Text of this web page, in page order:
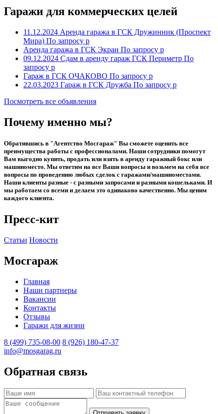
Гаражи для коммерческих целей
11.12.2024 Аренда гаража в ГСК Дружинник (Проспект
Мира) По запросу р
Аренда гаража в ГСК Экран По запросу р
09.12.2024 Сдам в аренду гараж ГСК Периметр По
запросу р
Гараж в ГСК ОЧАКОВО По запросу р
22.03.2023 Гараж в ГСК Дружба По запросу р
Посмотреть все объявления
Почему именно мы?
Обратившись в "Агентство Мосгараж" Вы сможете оценить все
преимущества работы с профессионалами. Наши сотрудники помогут
Вам выгодно купить, продать или взять в аренду гаражный бокс или
машиноместо. Мы ответим на все Ваши вопросы и возьмем на себя все
вопросы по проведению любых сделок с гаражами/машиноместами.
Наши клиенты разные - с разными запросами и разными кошельками. И
мы работаем со всеми и делаем это одинаково качественно. Мы ценим
каждого клиента.
Пресс-кит
Статьи Новости
Мосгараж
Главная
Наши партнеры
Вакансии
Контакты
Отзывы
Гаражи для жизни
8 (499) 735-08-00 8 (926) 180-47-37
info@mosgarag.ru
Обратная связь